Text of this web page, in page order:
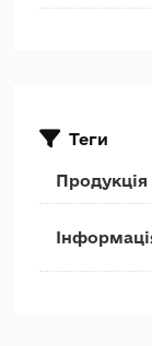
Теги
Продукція